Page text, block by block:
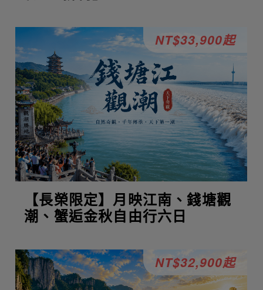
【長榮限定】月映江南、錢塘觀
潮、蟹逅金秋自由行六日
NT$33,900起
NT$32,900起